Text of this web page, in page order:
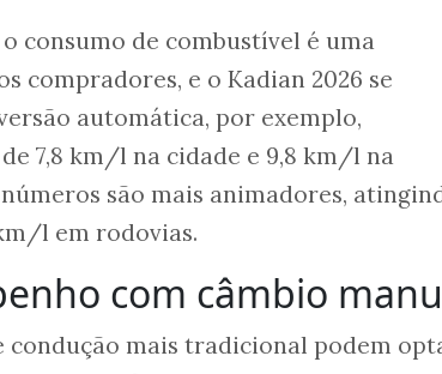
o consumo de combustível é uma
compradores, e o Kadian 2026 se
automática, por exemplo,
7,8 km/l na cidade e 9,8 km/l na
são mais animadores,
l em rodovias.
com câmbio
condução mais tradicional podem